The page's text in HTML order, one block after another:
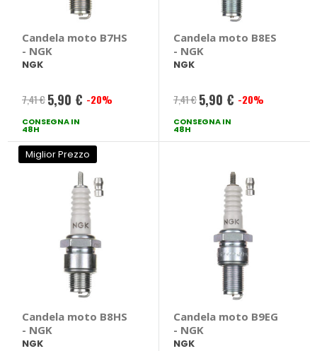
Candela moto B7HS
- NGK
NGK
7,41 € Prezzo
speciale
5,90 € -20%
CONSEGNA IN
48H
Candela moto B8ES
- NGK
NGK
7,41 € Prezzo
speciale
5,90 € -20%
CONSEGNA IN
48H
Miglior Prezzo
Candela moto B8HS
- NGK
NGK
Candela moto B9EG
- NGK
NGK